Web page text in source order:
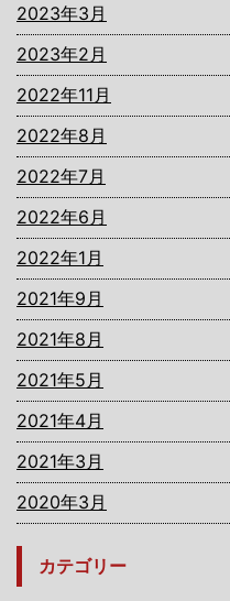
2023年3月
2023年2月
2022年11月
2022年8月
2022年7月
2022年6月
2022年1月
2021年9月
2021年8月
2021年5月
2021年4月
2021年3月
2020年3月
カテゴリー